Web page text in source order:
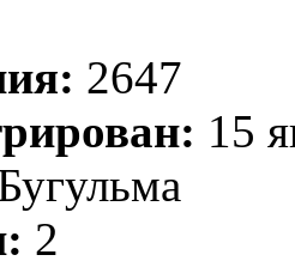
2647
15
2